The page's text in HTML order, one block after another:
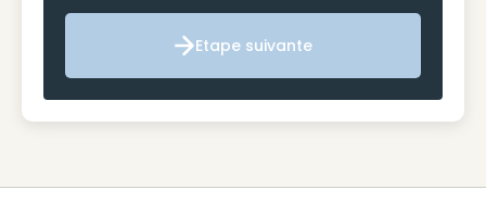
Etape suivante
Etape suivante